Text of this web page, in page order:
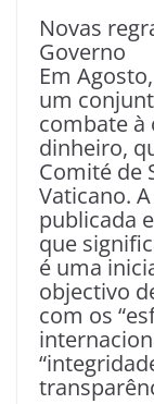
Novas
Governo
Em
um
combate à
dinheiro,
Comité de
Vaticano.
publicada
que
é uma
objectivo
com os